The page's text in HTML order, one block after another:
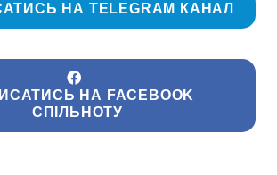
НА TELEGRAM КАНАЛ
НА FACEBOOK
СПІЛЬНОТУ